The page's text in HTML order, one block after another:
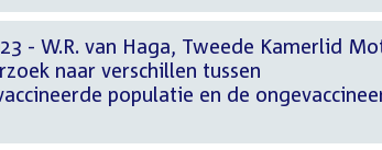
- W.R. van Haga, Tweede Kamerlid
naar verschillen tussen
populatie en de